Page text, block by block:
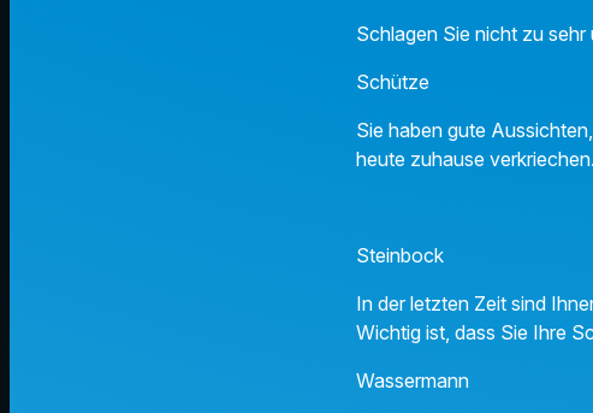
Schlagen Sie nicht zu
Sie haben gute
heute zuhause verkriechen.
Steinbock
In der letzten Zeit sind
Wichtig ist, dass Sie Ihre
Wassermann